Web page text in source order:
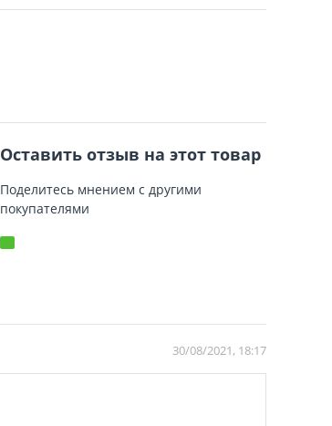
Оставить отзыв на этот товар
Поделитесь мнением с другими
покупателями
30/08/2021, 18:17